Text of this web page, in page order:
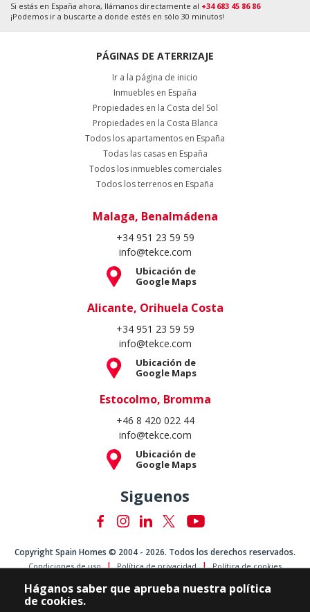
Si estás en España ahora, llámanos directamente al +34 683 45 86 86
¡Podemos ir a buscarte a donde estés en sólo 30 minutos!
PÁGINAS DE ATERRIZAJE
Ir a la página de inicio
Inmuebles en España
Propiedades en la Costa del Sol
Propiedades en la Costa Blanca
Todos los apartamentos en España
Todas las casas en España
Todos los inmuebles comerciales
Todos los terrenos en España
Malaga, Benalmádena
+34 951 23 59 59
info@tekce.com
Ubicación de
Google Maps
Alicante, Orihuela Costa
+34 951 23 59 59
info@tekce.com
Ubicación de
Google Maps
Estocolmo, Bromma
+46 8 420 022 44
info@tekce.com
Ubicación de
Google Maps
Siguenos
Copyright Spain Homes © 2004 - 2026. Todos los derechos reservados.
Condiciones de uso Política de privacidad Política de cookies
Háganos saber que aprueba nuestra política
de cookies.